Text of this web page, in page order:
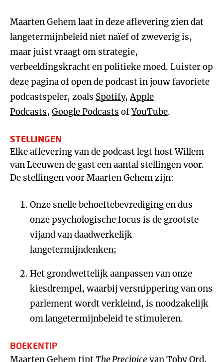
Maarten Gehem laat in deze aflevering zien dat
langetermijnbeleid niet naïef of zweverig is,
maar juist vraagt om strategie,
verbeeldingskracht en politieke moed. Luister op
deze pagina of open de podcast in jouw favoriete
podcastspeler, zoals Spotify,Apple
Podcasts, Google Podcasts ofYouTube.
STELLINGEN
Elke aflevering van de podcast legt host Willem
van Leeuwen de gast een aantal stellingen voor.
De stellingen voor Maarten Gehem zijn:
Onze snelle behoeftebevrediging en dus
onze psychologische focus is de grootste
vijand van daadwerkelijk
langetermijndenken;
Het grondwettelijk aanpassen van onze
kiesdrempel, waarbij versnippering van ons
parlement wordt verkleind, is noodzakelijk
om langetermijnbeleid te stimuleren.
BOEKENTIP
Maarten Gehem tipt The Precipice van Toby Ord,